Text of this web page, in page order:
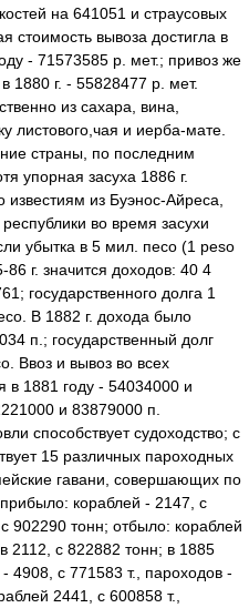
на 641051 и страусовых
стоимость вывоза достигла в
- 71573585 р. мет.; привоз же
1880 г. - 55828477 р. мет.
из сахара, вина,
листового,чая и иерба-мате.
страны, по последним
упорная засуха 1886 г.
из Буэнос-Айреса,
во время засухи
убытка в 5 мил. песо (1 peso
г. значится доходов: 40 4
государственного долга 1
В 1882 г. дохода было
п.; государственный долг
Ввоз и вывоз во всех
в 1881 году - 54034000 и
и 83879000 п.
способствует судоходство; с
15 различных пароходных
гавани, совершающих по
кораблей - 2147, с
902290 тонн; отбыло: кораблей
2112, с 822882 тонн; в 1885
4908, с 771583 т., пароходов -
2441, с 600858 т.,